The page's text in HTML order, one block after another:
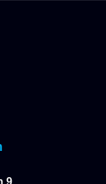
9